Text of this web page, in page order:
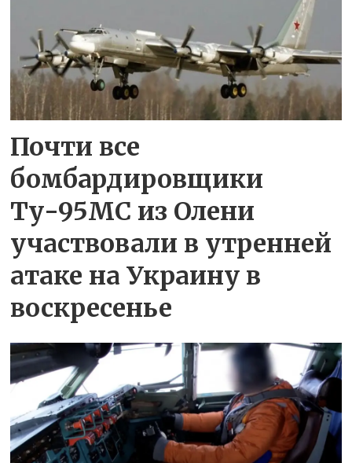
Почти все
бомбардировщики
Ту-95МС из Олени
участвовали в утренней
атаке на Украину в
воскресенье